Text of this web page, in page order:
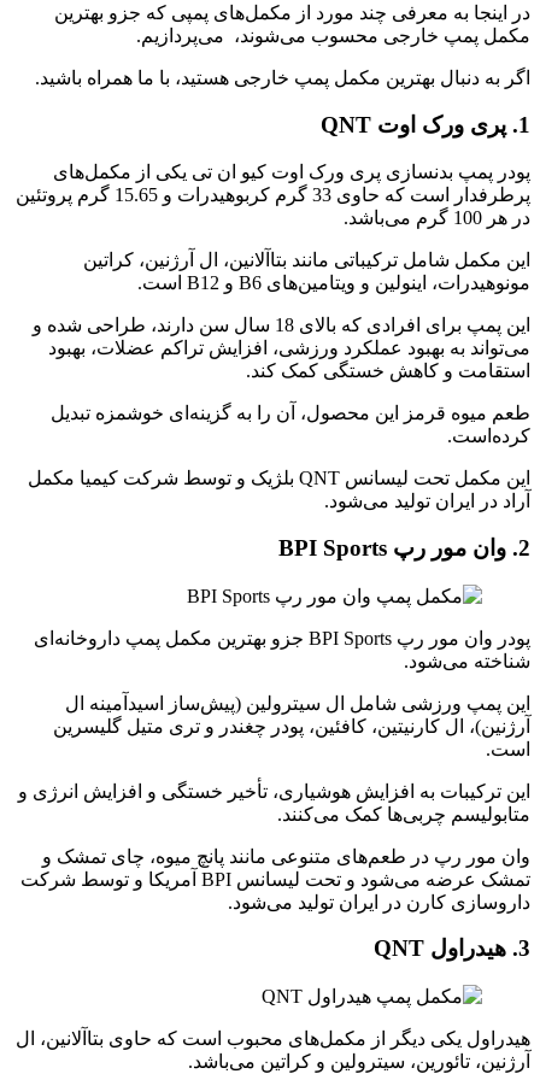
در اینجا به معرفی چند مورد از مکمل‌های پمپی که جزو بهترین
مکمل پمپ خارجی محسوب می‌شوند، می‌پردازیم.
اگر به دنبال بهترین مکمل پمپ خارجی هستید، با ما همراه باشید.
1. پری ورک اوت QNT
پودر پمپ بدنسازی پری ورک اوت کیو ان تی یکی از مکمل‌های
پرطرفدار است که حاوی 33 گرم کربوهیدرات و 15.65 گرم پروتئین
در هر 100 گرم می‌باشد.
این مکمل شامل ترکیباتی مانند بتاآلانین، ال آرژنین، کراتین
مونوهیدرات، اینولین و ویتامین‌های B6 و B12 است.
این پمپ برای افرادی که بالای 18 سال سن دارند، طراحی شده و
می‌تواند به بهبود عملکرد ورزشی، افزایش تراکم عضلات، بهبود
استقامت و کاهش خستگی کمک کند.
طعم میوه قرمز این محصول، آن را به گزینه‌ای خوشمزه تبدیل
کرده‌است.
این مکمل تحت لیسانس QNT بلژیک و توسط شرکت کیمیا مکمل
آراد در ایران تولید می‌شود.
2. وان مور رپ BPI Sports
پودر وان مور رپ BPI Sports جزو بهترین مکمل‌ پمپ داروخانه‌ای
شناخته می‌شود.
این پمپ ورزشی شامل ال سیترولین (پیش‌ساز اسیدآمینه ال
آرژنین)، ال کارنیتین، کافئین، پودر چغندر و تری متیل گلیسرین
است.
این ترکیبات به افزایش هوشیاری، تأخیر خستگی و افزایش انرژی و
متابولیسم چربی‌ها کمک می‌کنند.
وان مور رپ در طعم‌های متنوعی مانند پانچ میوه، چای تمشک و
تمشک عرضه می‌شود و تحت لیسانس BPI آمریکا و توسط شرکت
داروسازی کارن در ایران تولید می‌شود.
3. هیدراول QNT
هیدراول یکی دیگر از مکمل‌های محبوب است که حاوی بتاآلانین، ال
آرژنین، تائورین، سیترولین و کراتین می‌باشد.